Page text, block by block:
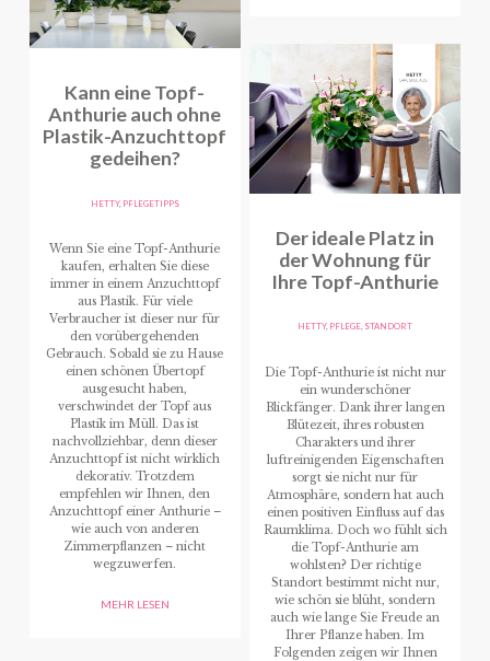
Kann eine Topf-
Anthurie auch ohne
Plastik-Anzuchttopf
gedeihen?
HETTY, PFLEGETIPPS
Wenn Sie eine Topf-Anthurie
kaufen, erhalten Sie diese
immer in einem Anzuchttopf
aus Plastik. Für viele
Verbraucher ist dieser nur für
den vorübergehenden
Gebrauch. Sobald sie zu Hause
einen schönen Übertopf
ausgesucht haben,
verschwindet der Topf aus
Plastik im Müll. Das ist
nachvollziehbar, denn dieser
Anzuchttopf ist nicht wirklich
dekorativ. Trotzdem
empfehlen wir Ihnen, den
Anzuchttopf einer Anthurie –
wie auch von anderen
Zimmerpflanzen – nicht
wegzuwerfen.
MEHR LESEN
Der ideale Platz in
der Wohnung für
Ihre Topf-Anthurie
HETTY, PFLEGE, STANDORT
Die Topf-Anthurie ist nicht nur
ein wunderschöner
Blickfänger. Dank ihrer langen
Blütezeit, ihres robusten
Charakters und ihrer
luftreinigenden Eigenschaften
sorgt sie nicht nur für
Atmosphäre, sondern hat auch
einen positiven Einfluss auf das
Raumklima. Doch wo fühlt sich
die Topf-Anthurie am
wohlsten? Der richtige
Standort bestimmt nicht nur,
wie schön sie blüht, sondern
auch wie lange Sie Freude an
Ihrer Pflanze haben. Im
Folgenden zeigen wir Ihnen